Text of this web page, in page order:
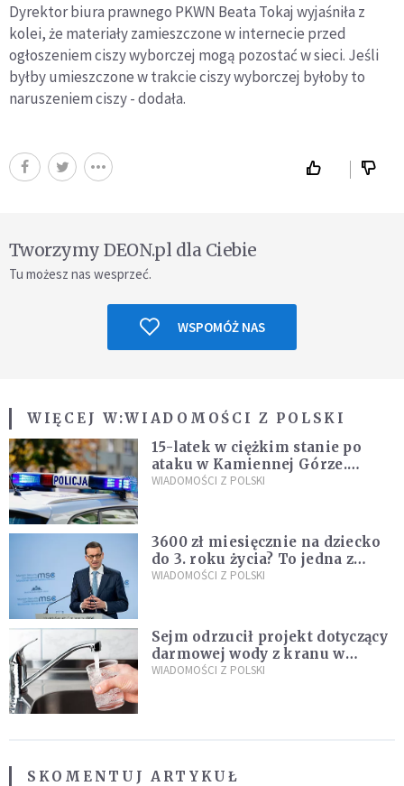
Dyrektor biura prawnego PKWN Beata Tokaj wyjaśniła z
kolei, że materiały zamieszczone w internecie przed
ogłoszeniem ciszy wyborczej mogą pozostać w sieci. Jeśli
byłby umieszczone w trakcie ciszy wyborczej byłoby to
naruszeniem ciszy - dodała.
Tworzymy DEON.pl dla Ciebie
Tu możesz nas wesprzeć.
WSPOMÓŻ NAS
WIĘCEJ W:WIADOMOŚCI Z POLSKI
15-latek w ciężkim stanie po
ataku w Kamiennej Górze.
Policja zatrzymała dwóch
WIADOMOŚCI Z POLSKI
3600 zł miesięcznie na dziecko
do 3. roku życia? To jedna z
propozycji programu "Rozwój
WIADOMOŚCI Z POLSKI
Sejm odrzucił projekt dotyczący
darmowej wody z kranu w
restauracjach
WIADOMOŚCI Z POLSKI
SKOMENTUJ ARTYKUŁ